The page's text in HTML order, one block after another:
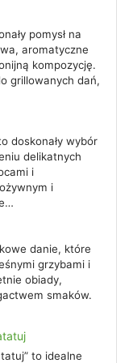
pomysł na
aromatyczne
kompozycję.
grillowanych dań,
doskonały wybór
delikatnych
i
i
danie, które
grzybami i
obiady,
smaków.
to idealne